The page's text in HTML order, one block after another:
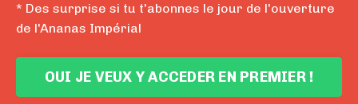
* Des surprise si tu t'abonnes le jour de l'ouverture
de l'Ananas Impérial
OUI JE VEUX Y ACCEDER EN PREMIER !